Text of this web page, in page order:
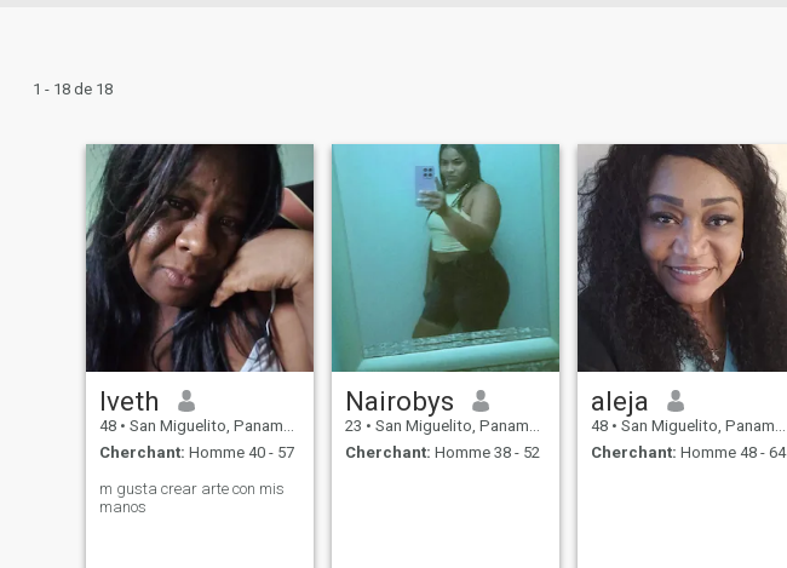
1 - 18 de 18
Iveth
48 • San Miguelito, Panamá, Paname
Cherchant: Homme 40 - 57
m gusta crear arte con mis
manos
Nairobys
23 • San Miguelito, Panamá, Paname
Cherchant: Homme 38 - 52
aleja
48 • San Miguelito, Panamá, Paname
Cherchant: Homme 48 - 64